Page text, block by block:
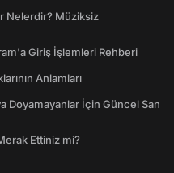
Nelerdir? Müziksiz
Giriş İşlemleri Rehberi
Anlamları
Doyamayanlar İçin Güncel San
Ettiniz mi?